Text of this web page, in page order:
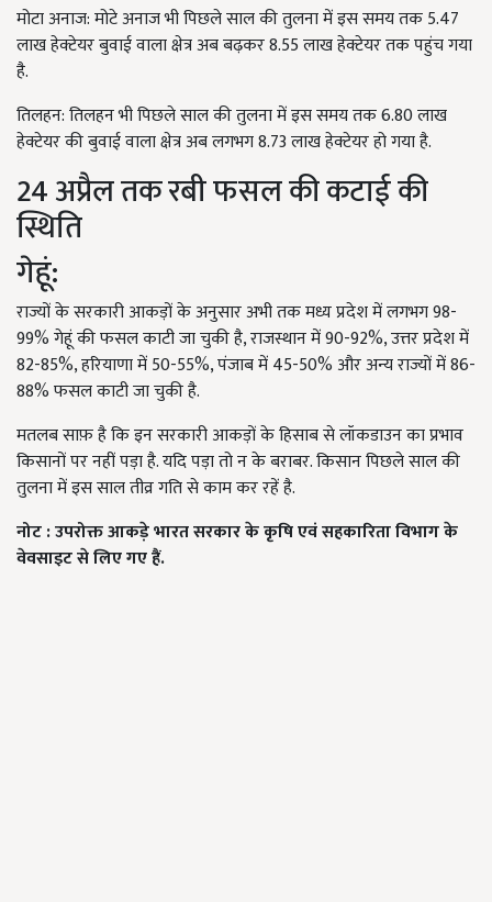
मोटा अनाज: मोटे अनाज भी पिछले साल की तुलना में इस समय तक 5.47
लाख हेक्टेयर बुवाई वाला क्षेत्र अब बढ़कर 8.55 लाख हेक्टेयर तक पहुंच गया
है.
तिलहन: तिलहन भी पिछले साल की तुलना में इस समय तक 6.80 लाख
हेक्टेयर की बुवाई वाला क्षेत्र अब लगभग 8.73 लाख हेक्टेयर हो गया है.
24 अप्रैल तक रबी फसल की कटाई की
स्थिति
गेहूं:
राज्यों के सरकारी आकड़ों के अनुसार अभी तक मध्य प्रदेश में लगभग 98-
99% गेहूं की फसल काटी जा चुकी है, राजस्थान में 90-92%, उत्तर प्रदेश में
82-85%, हरियाणा में 50-55%, पंजाब में 45-50% और अन्य राज्यों में 86-
88% फसल काटी जा चुकी है.
मतलब साफ़ है कि इन सरकारी आकड़ों के हिसाब से लॉकडाउन का प्रभाव
किसानों पर नहीं पड़ा है. यदि पड़ा तो न के बराबर. किसान पिछले साल की
तुलना में इस साल तीव्र गति से काम कर रहें है.
नोट:उपरोक्तआकड़ेभारतसरकारकेकृषिएवंसहकारिताविभागके
वेवसाइटसेलिएगएहैं.